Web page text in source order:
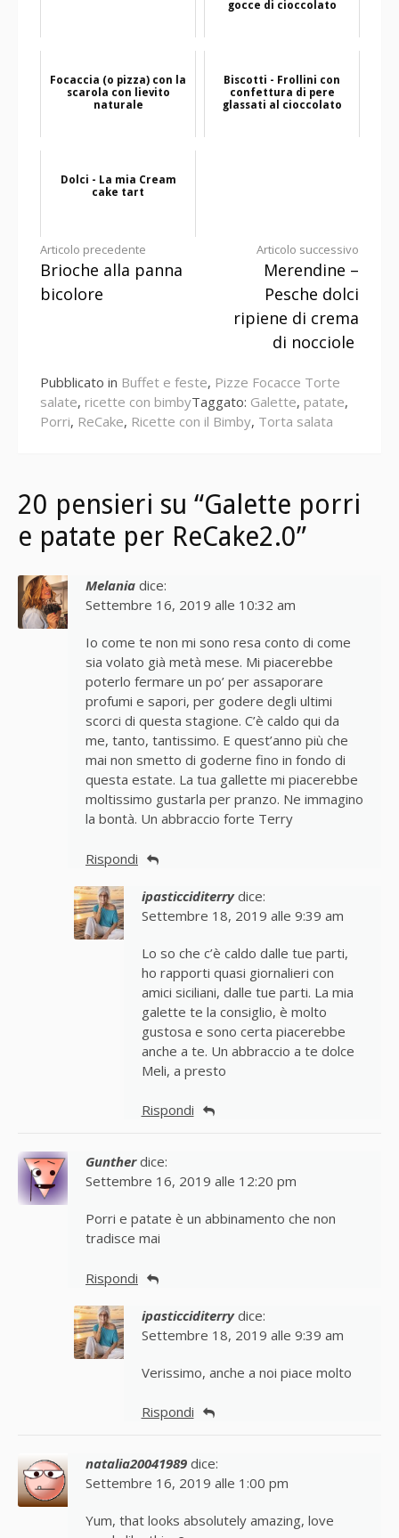
gocce di cioccolato
Focaccia (o pizza) con la
scarola con lievito
naturale
Biscotti - Frollini con
confettura di pere
glassati al cioccolato
Dolci - La mia Cream
cake tart
Continua
a
Articolo precedente
Brioche alla panna
bicolore
Articolo successivo
Merendine –
Pesche dolci
ripiene di crema
di nocciole
Pubblicato in Buffet e feste, Pizze Focacce Torte
salate, ricette con bimbyTaggato: Galette, patate,
Porri, ReCake, Ricette con il Bimby, Torta salata
20 pensieri su “Galette porri
e patate per ReCake2.0”
Melania dice:
Settembre 16, 2019 alle 10:32 am
Io come te non mi sono resa conto di come
sia volato già metà mese. Mi piacerebbe
poterlo fermare un po’ per assaporare
profumi e sapori, per godere degli ultimi
scorci di questa stagione. C’è caldo qui da
me, tanto, tantissimo. E quest’anno più che
mai non smetto di goderne fino in fondo di
questa estate. La tua gallette mi piacerebbe
moltissimo gustarla per pranzo. Ne immagino
la bontà. Un abbraccio forte Terry
Rispondi
ipasticciditerry dice:
Settembre 18, 2019 alle 9:39 am
Lo so che c’è caldo dalle tue parti,
ho rapporti quasi giornalieri con
amici siciliani, dalle tue parti. La mia
galette te la consiglio, è molto
gustosa e sono certa piacerebbe
anche a te. Un abbraccio a te dolce
Meli, a presto
Rispondi
Gunther dice:
Settembre 16, 2019 alle 12:20 pm
Porri e patate è un abbinamento che non
tradisce mai
Rispondi
ipasticciditerry dice:
Settembre 18, 2019 alle 9:39 am
Verissimo, anche a noi piace molto
Rispondi
natalia20041989 dice:
Settembre 16, 2019 alle 1:00 pm
Yum, that looks absolutely amazing, love